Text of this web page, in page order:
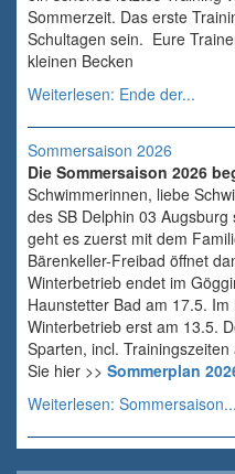
Sommerzeit. Das erste
Schultagen sein. Eure
kleinen Becken
Weiterlesen: Ende der...
Sommersaison 2026
Die Sommersaison 2026
Schwimmerinnen, liebe
des SB Delphin 03
geht es zuerst mit dem
Bärenkeller-Freibad öffnet
Winterbetrieb endet im
Haunstetter Bad am 17.5.
Winterbetrieb erst am 13.5.
Sparten, incl.
Sie hier >> Sommerplan
Weiterlesen: Sommersaison...